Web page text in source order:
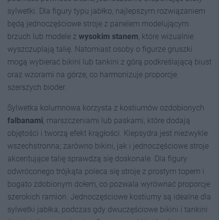
sylwetki. Dla figury typu jabłko, najlepszym rozwiązaniem
będą jednoczęściowe stroje z panelem modelującym
brzuch lub modele z wysokim stanem , które wizualnie
wyszczuplają talię. Natomiast osoby o figurze gruszki
mogą wybierać bikini lub tankini z górą podkreślającą biust
oraz wzorami na górze, co harmonizuje proporcje
szerszych bioder.
Sylwetka kolumnowa korzysta z kostiumów ozdobionych
falbanami , marszczeniami lub paskami, które dodają
objętości i tworzą efekt krągłości. Klepsydra jest niezwykle
wszechstronna; zarówno bikini, jak i jednoczęściowe stroje
akcentujące talię sprawdzą się doskonale. Dla figury
odwróconego trójkąta poleca się stroje z prostym topem i
bogato zdobionym dołem, co pozwala wyrównać proporcje
szerokich ramion. Jednoczęściowe kostiumy są idealne dla
sylwetki jabłka, podczas gdy dwuczęściowe bikini i tankini